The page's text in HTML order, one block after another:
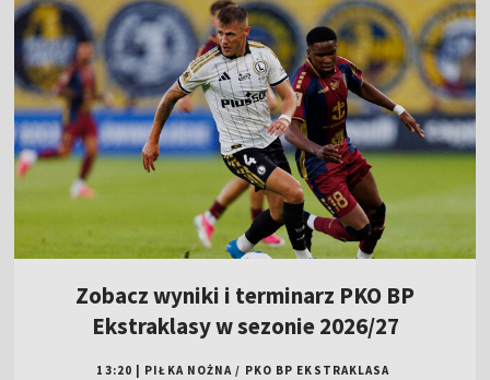
Zobacz wyniki i terminarz PKO BP
Ekstraklasy w sezonie 2026/27
13:20 PIŁKA NOŻNA / PKO BP EKSTRAKLASA